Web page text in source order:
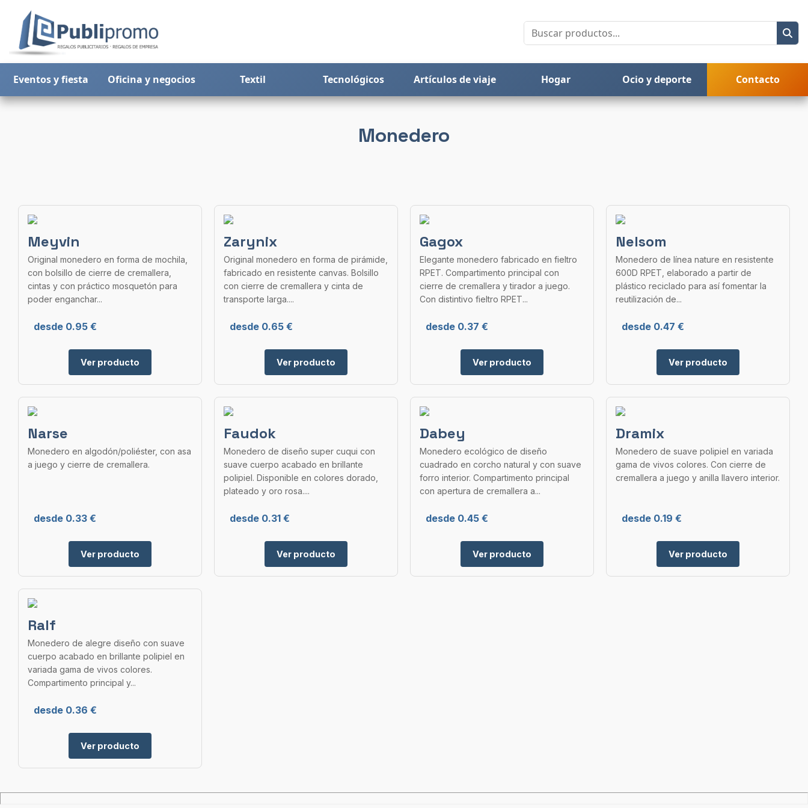
Eventos y fiesta Oficina y negocios Textil Tecnológicos Artículos de viaje Hogar Ocio y deporte Contacto
Monedero
Meyvin
Original monedero en forma de mochila,
con bolsillo de cierre de cremallera,
cintas y con práctico mosquetón para
poder enganchar...
desde 0.95 €
Ver producto
Zarynix
Original monedero en forma de pirámide,
fabricado en resistente canvas. Bolsillo
con cierre de cremallera y cinta de
transporte larga....
desde 0.65 €
Ver producto
Gagox
Elegante monedero fabricado en fieltro
RPET. Compartimento principal con
cierre de cremallera y tirador a juego.
Con distintivo fieltro RPET...
desde 0.37 €
Ver producto
Nelsom
Monedero de línea nature en resistente
600D RPET, elaborado a partir de
plástico reciclado para así fomentar la
reutilización de...
desde 0.47 €
Ver producto
Narse
Monedero en algodón/poliéster, con asa
a juego y cierre de cremallera.
desde 0.33 €
Ver producto
Faudok
Monedero de diseño super cuqui con
suave cuerpo acabado en brillante
polipiel. Disponible en colores dorado,
plateado y oro rosa....
desde 0.31 €
Ver producto
Dabey
Monedero ecológico de diseño
cuadrado en corcho natural y con suave
forro interior. Compartimento principal
con apertura de cremallera a...
desde 0.45 €
Ver producto
Dramix
Monedero de suave polipiel en variada
gama de vivos colores. Con cierre de
cremallera a juego y anilla llavero interior.
desde 0.19 €
Ver producto
Ralf
Monedero de alegre diseño con suave
cuerpo acabado en brillante polipiel en
variada gama de vivos colores.
Compartimento principal y...
desde 0.36 €
Ver producto